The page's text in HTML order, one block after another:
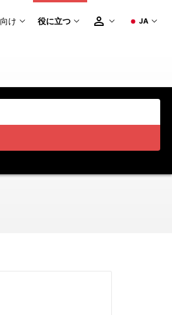
け 役に立つ JA